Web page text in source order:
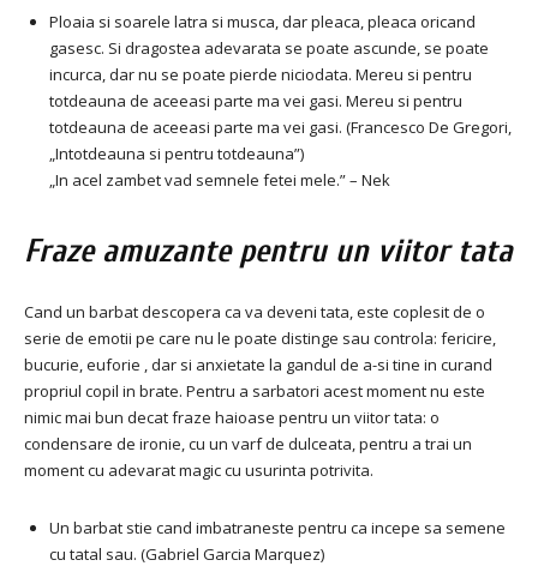
Ploaia si soarele latra si musca, dar pleaca, pleaca oricand
gasesc. Si dragostea adevarata se poate ascunde, se poate
incurca, dar nu se poate pierde niciodata. Mereu si pentru
totdeauna de aceeasi parte ma vei gasi. Mereu si pentru
totdeauna de aceeasi parte ma vei gasi. (Francesco De Gregori,
„Intotdeauna si pentru totdeauna”)
„In acel zambet vad semnele fetei mele.” – Nek
Fraze amuzante pentru un viitor tata
Cand un barbat descopera ca va deveni tata, este coplesit de o
serie de emotii pe care nu le poate distinge sau controla: fericire,
bucurie, euforie , dar si anxietate la gandul de a-si tine in curand
propriul copil in brate. Pentru a sarbatori acest moment nu este
nimic mai bun decat fraze haioase pentru un viitor tata: o
condensare de ironie, cu un varf de dulceata, pentru a trai un
moment cu adevarat magic cu usurinta potrivita.
Un barbat stie cand imbatraneste pentru ca incepe sa semene
cu tatal sau. (Gabriel Garcia Marquez)